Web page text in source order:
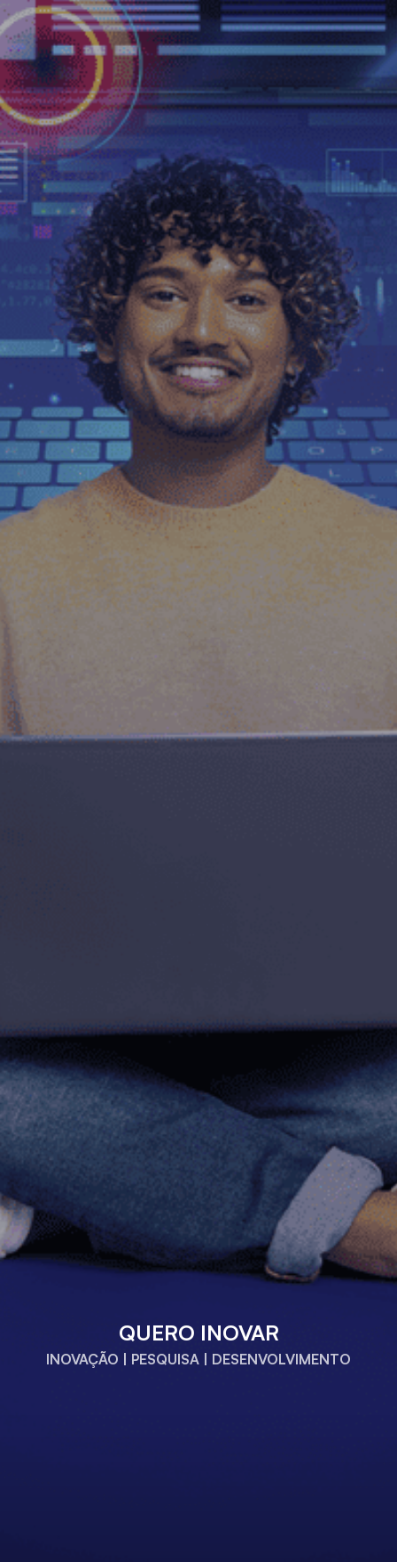
QUERO INOVAR
INOVAÇÃO | PESQUISA | DESENVOLVIMENTO